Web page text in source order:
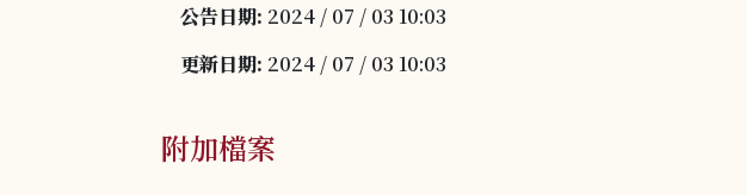
公告日期: 2024 / 07 / 03 10:03
更新日期: 2024 / 07 / 03 10:03
附加檔案